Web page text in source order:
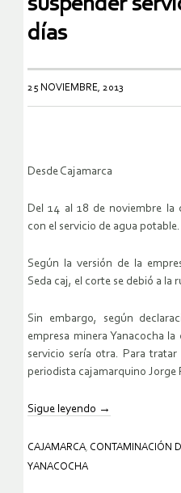
días
25 NOVIEMBRE, 2013
Desde Cajamarca
Del 14 al 18 de noviembre la
con el servicio de agua potable.
Según la versión de la
Seda caj, el corte se debió a la
Sin embargo, según
empresa minera Yanacocha
servicio sería otra. Para
periodista cajamarquino Jorge
Sigue leyendo →
CAJAMARCA, CONTAMINACIÓN
YANACOCHA